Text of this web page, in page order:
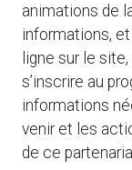
animations de
informations,
ligne sur le
s’inscrire au
informations
venir et les
de ce